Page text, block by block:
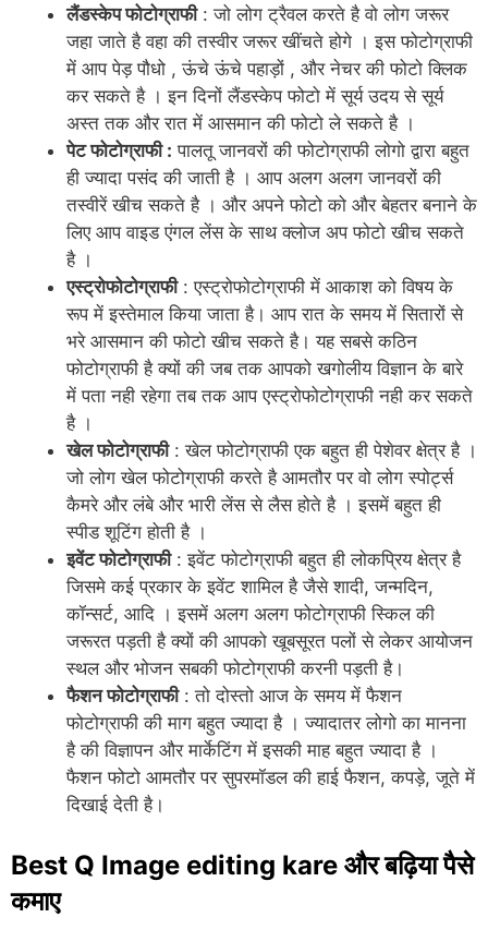
लैंडस्केप फोटोग्राफी: जो लोग ट्रैवल करते है वो लोग जरूर
जहा जाते है वहा की तस्वीर जरूर खींचते होगे । इस फोटोग्राफी
में आप पेड़ पौधो , ऊंचे ऊंचे पहाड़ों , और नेचर की फोटो क्लिक
कर सकते है । इन दिनों लैंडस्केप फोटो में सूर्य उदय से सूर्य
अस्त तक और रात में आसमान की फोटो ले सकते है ।
पेट फोटोग्राफी : पालतू जानवरों की फोटोग्राफी लोगो द्वारा बहुत
ही ज्यादा पसंद की जाती है । आप अलग अलग जानवरों की
तस्वीरें खीच सकते है । और अपने फोटो को और बेहतर बनाने के
लिए आप वाइड एंगल लेंस के साथ क्लोज अप फोटो खीच सकते
है ।
एस्ट्रोफोटोग्राफी: एस्ट्रोफोटोग्राफी में आकाश को विषय के
रूप में इस्तेमाल किया जाता है। आप रात के समय में सितारों से
भरे आसमान की फोटो खीच सकते है। यह सबसे कठिन
फोटोग्राफी है क्यों की जब तक आपको खगोलीय विज्ञान के बारे
में पता नही रहेगा तब तक आप एस्ट्रोफोटोग्राफी नही कर सकते
है ।
खेल फोटोग्राफी: खेल फोटोग्राफी एक बहुत ही पेशेवर क्षेत्र है ।
जो लोग खेल फोटोग्राफी करते है आमतौर पर वो लोग स्पोर्ट्स
कैमरे और लंबे और भारी लेंस से लैस होते है । इसमें बहुत ही
स्पीड शूटिंग होती है ।
इवेंट फोटोग्राफी: इवेंट फोटोग्राफी बहुत ही लोकप्रिय क्षेत्र है
जिसमे कई प्रकार के इवेंट शामिल है जैसे शादी, जन्मदिन,
कॉन्सर्ट, आदि । इसमें अलग अलग फोटोग्राफी स्किल की
जरूरत पड़ती है क्यों की आपको खूबसूरत पलों से लेकर आयोजन
स्थल और भोजन सबकी फोटोग्राफी करनी पड़ती है।
फैशन फोटोग्राफी: तो दोस्तो आज के समय में फैशन
फोटोग्राफी की माग बहुत ज्यादा है । ज्यादातर लोगो का मानना
है की विज्ञापन और मार्केटिंग में इसकी माह बहुत ज्यादा है ।
फैशन फोटो आमतौर पर सुपरमॉडल की हाई फैशन, कपड़े, जूते में
दिखाई देती है।
Best Q Image editing kare और बढ़िया पैसे
कमाए